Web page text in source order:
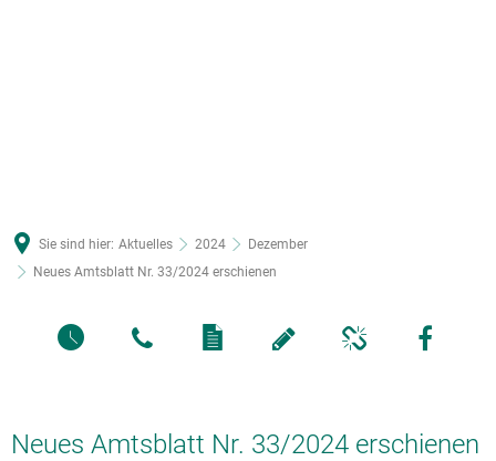
Sie sind hier: Aktuelles 2024
Dezember
Neues Amtsblatt Nr. 33/2024 erschienen
Neues Amtsblatt Nr. 33/2024 erschienen